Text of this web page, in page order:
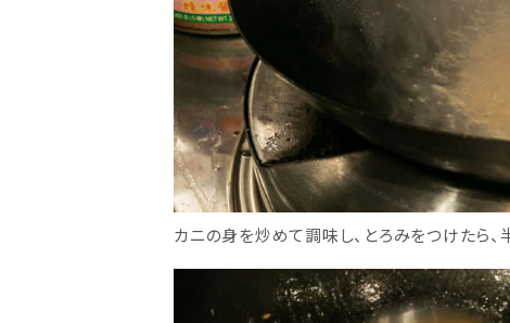
カニの身を炒めて調味し、とろみをつけたら